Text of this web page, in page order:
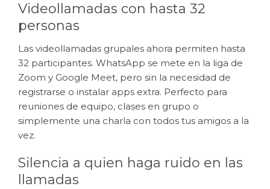
Videollamadas con hasta 32
personas
Las videollamadas grupales ahora permiten hasta
32 participantes. WhatsApp se mete en la liga de
Zoom y Google Meet, pero sin la necesidad de
registrarse o instalar apps extra. Perfecto para
reuniones de equipo, clases en grupo o
simplemente una charla con todos tus amigos a la
vez.
Silencia a quien haga ruido en las
llamadas